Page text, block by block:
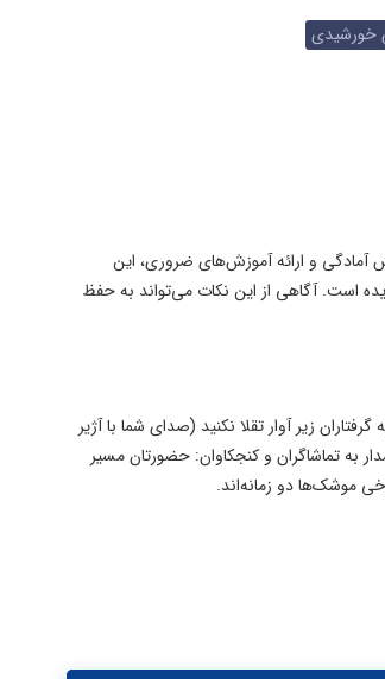
خورشیدی
و ارائه آموزش‌های ضروری، این
است. آگاهی از این نکات می‌تواند به حفظ
محل حادثه می‌رسند. توصیه به گرفتاران زیر آوار تقلا نکنید (صدای شما با آژیر
به تماشاگران و کنجکاوان: حضورتان مسیر
موشک‌ها دو زمانه‌اند.